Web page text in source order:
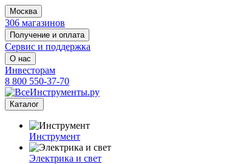
Москва
306 магазинов
Получение и оплата
Сервис и поддержка
О нас
Инвесторам
8 800 550-37-70
Каталог
Инструмент
Электрика и свет